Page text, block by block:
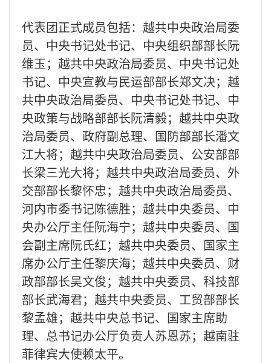
代表团正式成员包括：越共中央政治局委
员、中央书记处书记、中央组织部部长阮
维玉；越共中央政治局委员、中央书记处
书记、中央宣教与民运部部长郑文决；越
共中央政治局委员、中央书记处书记、中
央政策与战略部部长阮清毅；越共中央政
治局委员、政府副总理、国防部部长潘文
江大将；越共中央政治局委员、公安部部
长梁三光大将；越共中央政治局委员、外
交部部长黎怀忠；越共中央政治局委员、
河内市委书记陈德胜；越共中央委员、中
央办公厅主任阮海宁；越共中央委员、国
会副主席阮氏红；越共中央委员、国家主
席办公厅主任黎庆海；越共中央委员、财
政部部长吴文俊；越共中央委员、科技部
部长武海君；越共中央委员、工贸部部长
黎孟雄；越共中央总书记、国家主席助
理、总书记办公厅负责人苏恩苏；越南驻
菲律宾大使赖太平。